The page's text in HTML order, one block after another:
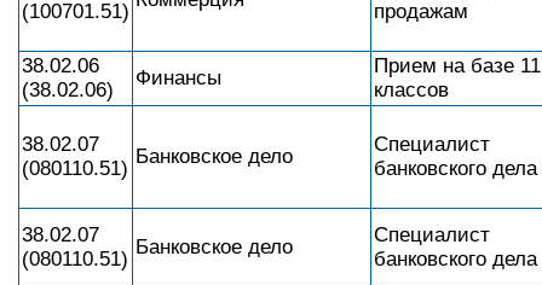
(100701.51)
продажам
38.02.06
(38.02.06)
Финансы
Прием на базе 11
классов
38.02.07
(080110.51)
Банковское дело
Специалист
банковского дела
38.02.07
(080110.51)
Банковское дело
Специалист
банковского дела